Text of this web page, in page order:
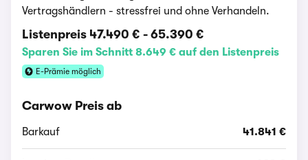
Vertragshändlern - stressfrei und ohne Verhandeln.
Listenpreis 47.490 € - 65.390 €
Sparen Sie im Schnitt 8.649 € auf den Listenpreis
E-Prämie möglich
Carwow Preis ab
Barkauf 41.841 €